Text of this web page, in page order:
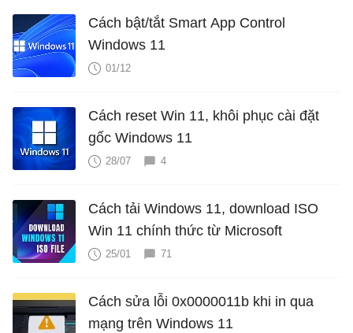
Cách bật/tắt Smart App Control
Windows 11
01/12
Cách reset Win 11, khôi phục cài đặt
gốc Windows 11
28/07 4
Cách tải Windows 11, download ISO
Win 11 chính thức từ Microsoft
25/01 71
Cách sửa lỗi 0x0000011b khi in qua
mạng trên Windows 11